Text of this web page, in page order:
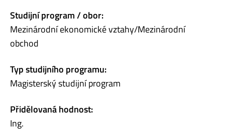
Studijní program / obor:
Mezinárodní ekonomické vztahy/Mezinárodní
obchod
Typ studijního programu:
Magisterský studijní program
Přidělovaná hodnost:
Ing.